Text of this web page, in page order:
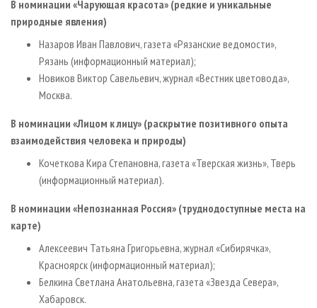
В номинации «Чарующая красота» (редкие и уникальные
природные явления)
Назаров Иван Павлович, газета «Рязанские ведомости»,
Рязань (информационный материал);
Новиков Виктор Савельевич, журнал «Вестник цветовода»,
Москва.
В номинации «Лицом к лицу» (раскрытие позитивного опыта
взаимодействия человека и природы)
Кочеткова Кира Степановна, газета «Тверская жизнь», Тверь
(информационный материал).
В номинации «Непознанная Россия» (труднодоступные места на
карте)
Алексеевич Татьяна Григорьевна, журнал «Сибирячка»,
Красноярск (информационный материал);
Белкина Светлана Анатольевна, газета «Звезда Севера»,
Хабаровск.